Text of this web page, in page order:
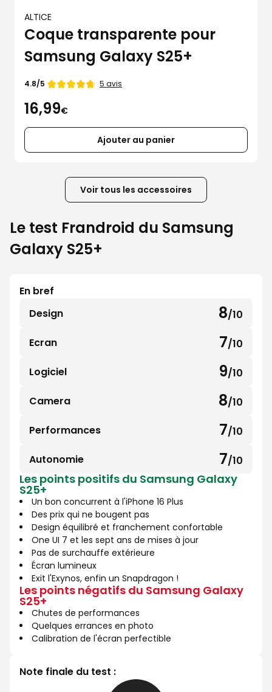
ALTICE
Coque transparente pour
Samsung Galaxy S25+
Note
4.8/5 5 avis
16,99€
Ajouter au panier
Voir tous les accessoires
Le test Frandroid du Samsung
Galaxy S25+
En bref
Design
8/10
8
10
Ecran 7/10
7
10
Logiciel 9/10
9
10
Camera 8/10
8
10
Performances 7/10
7
10
Autonomie 7/10
7
sur
10
Les points positifs du Samsung Galaxy
S25+
Un bon concurrent à l'iPhone 16 Plus
Des prix qui ne bougent pas
Design équilibré et franchement confortable
One UI 7 et les sept ans de mises à jour
Pas de surchauffe extérieure
Écran lumineux
Exit l'Exynos, enfin un Snapdragon !
Les points négatifs du Samsung Galaxy
S25+
Chutes de performances
Quelques errances en photo
Calibration de l'écran perfectible
Note finale du test :